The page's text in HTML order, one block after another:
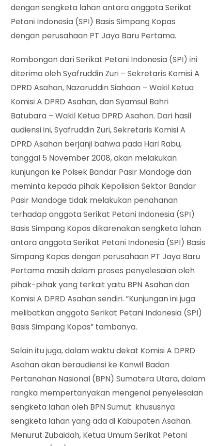
dengan sengketa lahan antara anggota Serikat
Petani Indonesia (SPI) Basis Simpang Kopas
dengan perusahaan PT Jaya Baru Pertama.
Rombongan dari Serikat Petani Indonesia (SPI) ini
diterima oleh Syafruddin Zuri – Sekretaris Komisi A
DPRD Asahan, Nazaruddin Siahaan – Wakil Ketua
Komisi A DPRD Asahan, dan Syamsul Bahri
Batubara – Wakil Ketua DPRD Asahan. Dari hasil
audiensi ini, Syafruddin Zuri, Sekretaris Komisi A
DPRD Asahan berjanji bahwa pada Hari Rabu,
tanggal 5 November 2008, akan melakukan
kunjungan ke Polsek Bandar Pasir Mandoge dan
meminta kepada pihak Kepolisian Sektor Bandar
Pasir Mandoge tidak melakukan penahanan
terhadap anggota Serikat Petani Indonesia (SPI)
Basis Simpang Kopas dikarenakan sengketa lahan
antara anggota Serikat Petani Indonesia (SPI) Basis
Simpang Kopas dengan perusahaan PT Jaya Baru
Pertama masih dalam proses penyelesaian oleh
pihak-pihak yang terkait yaitu BPN Asahan dan
Komisi A DPRD Asahan sendiri. ”Kunjungan ini juga
melibatkan anggota Serikat Petani Indonesia (SPI)
Basis Simpang Kopas” tambanya.
Selain itu juga, dalam waktu dekat Komisi A DPRD
Asahan akan beraudiensi ke Kanwil Badan
Pertanahan Nasional (BPN) Sumatera Utara, dalam
rangka mempertanyakan mengenai penyelesaian
sengketa lahan oleh BPN Sumut khususnya
sengketa lahan yang ada di Kabupaten Asahan.
Menurut Zubaidah, Ketua Umum Serikat Petani